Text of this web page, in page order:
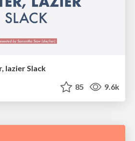
lazier Slack
85 9.6k